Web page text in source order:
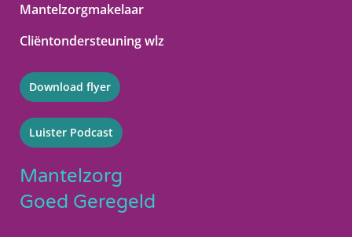
Mantelzorgmakelaar
Cliëntondersteuning wlz
Download flyer
Luister Podcast
Mantelzorg
Goed Geregeld